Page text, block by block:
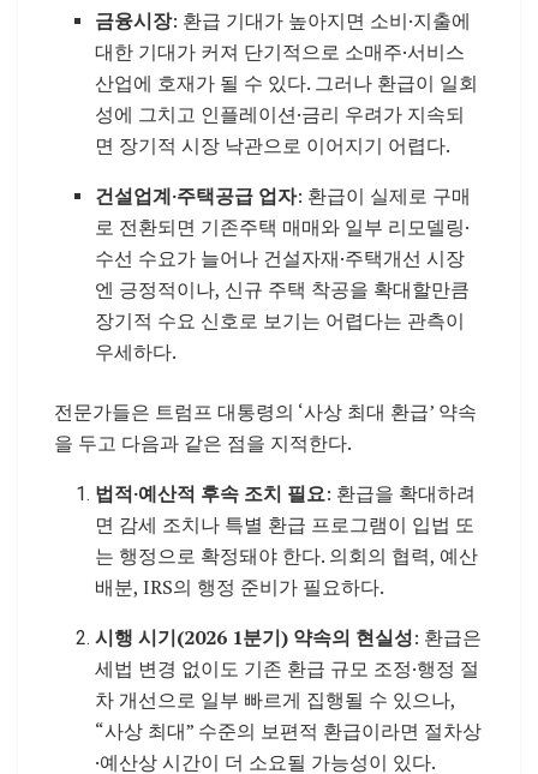
금융시장: 환급 기대가 높아지면 소비·지출에
대한 기대가 커져 단기적으로 소매주·서비스
산업에 호재가 될 수 있다. 그러나 환급이 일회
성에 그치고 인플레이션·금리 우려가 지속되
면 장기적 시장 낙관으로 이어지기 어렵다.
건설업계·주택공급 업자: 환급이 실제로 구매
로 전환되면 기존주택 매매와 일부 리모델링·
수선 수요가 늘어나 건설자재·주택개선 시장
엔 긍정적이나, 신규 주택 착공을 확대할만큼
장기적 수요 신호로 보기는 어렵다는 관측이
우세하다.
전문가들은 트럼프 대통령의 ‘사상 최대 환급’ 약속
을 두고 다음과 같은 점을 지적한다.
법적·예산적 후속 조치 필요: 환급을 확대하려
면 감세 조치나 특별 환급 프로그램이 입법 또
는 행정으로 확정돼야 한다. 의회의 협력, 예산
배분, IRS의 행정 준비가 필요하다.
시행 시기(2026 1분기) 약속의 현실성: 환급은
세법 변경 없이도 기존 환급 규모 조정·행정 절
차 개선으로 일부 빠르게 집행될 수 있으나,
“사상 최대” 수준의 보편적 환급이라면 절차상
·예산상 시간이 더 소요될 가능성이 있다.